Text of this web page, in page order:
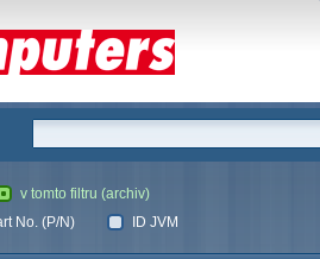
v tomto filtru (archiv)
No. (P/N) ID JVM